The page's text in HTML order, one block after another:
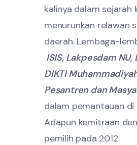
kalinya dalam sejarah
menurunkan relawan
daerah. Lembaga-
ISIS, Lakpesdam NU,
DIKTI
Pesantren dan
dalam pemantauan
Adapun kemitraan
pemilih pada 2012.